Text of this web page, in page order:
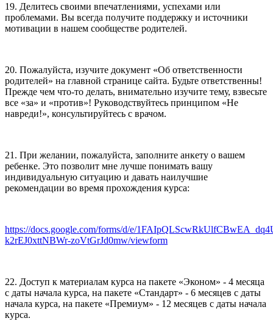
19. Делитесь своими впечатлениями, успехами или
проблемами. Вы всегда получите поддержку и источники
мотивации в нашем сообществе родителей.
20. Пожалуйста, изучите документ «Об ответственности
родителей» на главной странице сайта. Будьте ответственны!
Прежде чем что-то делать, внимательно изучите тему, взвесьте
все «за» и «против»! Руководствуйтесь принципом «Не
навреди!», консультируйтесь с врачом.
21. При желании, пожалуйста, заполните анкету о вашем
ребенке. Это позволит мне лучше понимать вашу
индивидуальную ситуацию и давать наилучшие
рекомендации во время прохождения курса:
https://docs.google.com/forms/d/e/
k2rEJ0xttNBWr-zoVtGrJd0mw/viewform
22. Доступ к материалам курса на пакете «Эконом» - 4 месяца
с даты начала курса, на пакете «Стандарт» - 6 месяцев с даты
начала курса, на пакете «Премиум» - 12 месяцев с даты начала
курса.